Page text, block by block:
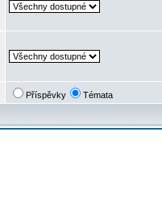
Příspěvky Témata